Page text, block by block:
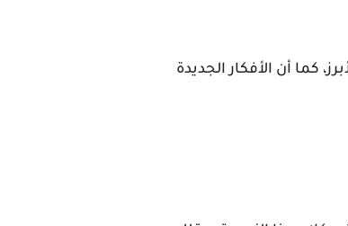
كما أن الأفكار الجديدة